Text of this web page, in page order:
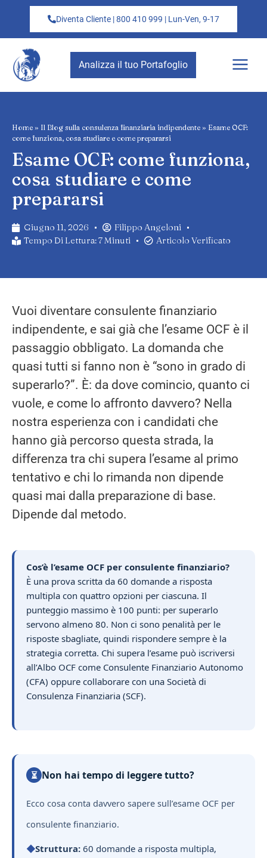
Diventa Cliente | 800 410 999 | Lun-Ven, 9-17
Analizza il tuo Portafoglio
Home » Il Blog sulla consulenza finanziaria indipendente » Esame OCF:
come funziona, cosa studiare e come prepararsi
Esame OCF: come funziona,
cosa studiare e come
prepararsi
Giugno 11, 2026
Filippo Angeloni
Tempo Di Lettura: 7 Minuti
Articolo Verificato
Vuoi diventare consulente finanziario
indipendente, e sai già che l’esame OCF è il
passaggio obbligato. La domanda che
quasi tutti si fanno non è “sono in grado di
superarlo?”. È: da dove comincio, quanto ci
vuole, e come lo affronto davvero? Nella
nostra esperienza con i candidati che
hanno già percorso questa strada, la
differenza tra chi supera l’esame al primo
tentativo e chi lo rimanda non dipende
quasi mai dalla preparazione di base.
Dipende dal metodo.
Cos’è l’esame OCF per consulente finanziario?
È una prova scritta da 60 domande a risposta
multipla con quattro opzioni per ciascuna. Il
punteggio massimo è 100 punti: per superarlo
servono almeno 80. Non ci sono penalità per le
risposte sbagliate, quindi rispondere sempre è la
strategia corretta. Chi supera l’esame può iscriversi
all’Albo OCF come Consulente Finanziario Autonomo
(CFA) oppure collaborare con una Società di
Consulenza Finanziaria (SCF).
⏳ Non hai tempo di leggere tutto?
Ecco cosa conta davvero sapere sull’esame OCF per
consulente finanziario.
Struttura: 60 domande a risposta multipla,